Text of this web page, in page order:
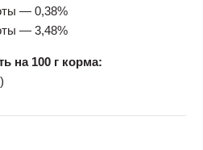
— 0,38%
— 3,48%
на 100 г корма: